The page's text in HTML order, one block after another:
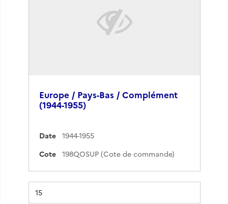
Europe / Pays-Bas / Complément
(1944-1955)
Date
1944-1955
Cote
198QOSUP (Cote de commande)
Résultat n°
15